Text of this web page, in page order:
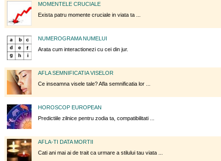
MOMENTELE CRUCIALE
Exista patru momente cruciale in viata ta ...
NUMEROGRAMA NUMELUI
Arata cum interactionezi cu cei din jur.
AFLA SEMNIFICATIA VISELOR
Ce inseamna visele tale? Afla semnificatia lor ...
HOROSCOP EUROPEAN
Predictiile zilnice pentru zodia ta, compatibilitati ...
AFLA-TI DATA MORTII
Cati ani mai ai de trait ca urmare a stilului tau viata ...